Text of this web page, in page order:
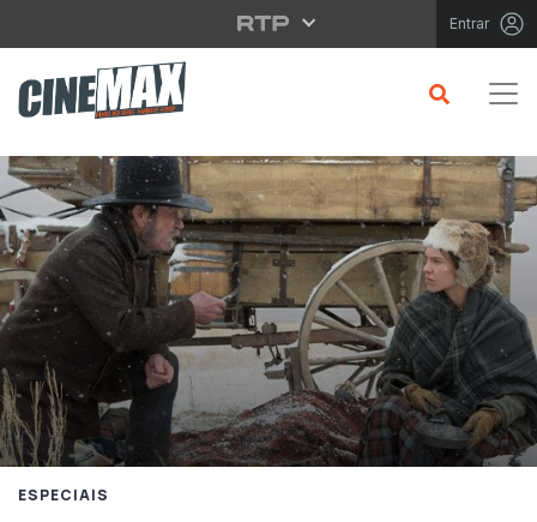
Saltar para o conteúdo principal Entrar
ESPECIAIS